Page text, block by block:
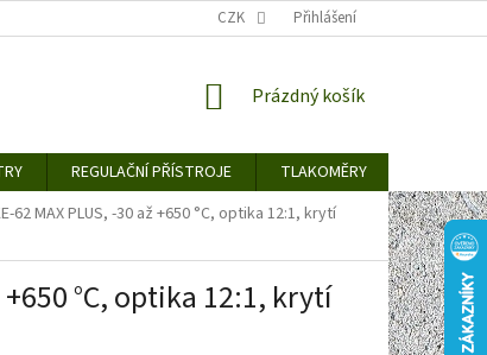
CENY ZA DOPRAVU / ZPŮSOBY DORUČENÍ
CZK Přihlášení
NÁKUPNÍ
Prázdný košík
REGULAČNÍ PŘÍSTROJE TLAKOMĚRY
MAX PLUS, -30 až +650 °C, optika 12:1, krytí
°C, optika 12:1, krytí